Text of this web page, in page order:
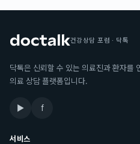
건강상담 포럼 · 닥톡
닥톡은 신뢰할 수 있는 의료진과 환자를
의료 상담 플랫폼입니다.
▶ f
서비스